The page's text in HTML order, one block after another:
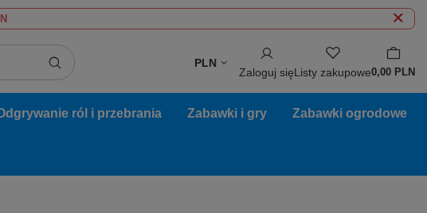
PLN
Zaloguj sięListy zakupowe0,00 PLN
ról i przebrania Zabawki i gry Zabawki ogrodowe